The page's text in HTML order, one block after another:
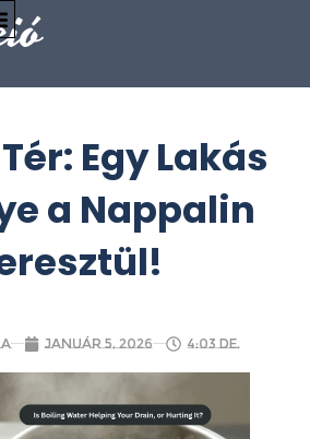
Egy Lakás
a Nappalin
január 5, 2026 4:03 de.